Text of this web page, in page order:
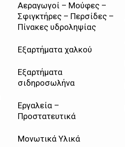
Αεραγωγοί – Μούφες –
Σφιγκτήρες – Περσίδες –
Πίνακες υδροληψίας
Εξαρτήματα χαλκού
Εξαρτήματα
σιδηροσωλήνα
Εργαλεία –
Προστατευτικά
Μονωτικά Υλικά